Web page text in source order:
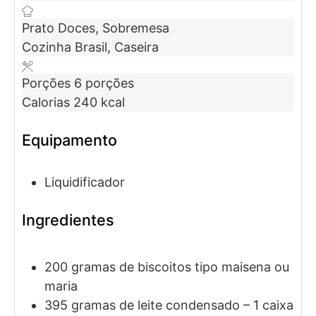
Prato Doces, Sobremesa
Cozinha Brasil, Caseira
Porções 6 porções
Calorias 240 kcal
Equipamento
Liquidificador
Ingredientes
200 gramas de biscoitos tipo maisena ou
maria
395 gramas de leite condensado – 1 caixa